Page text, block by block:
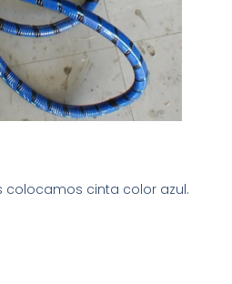
colocamos cinta color azul.